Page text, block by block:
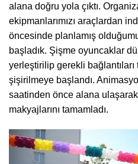
alana doğru yola çıktı.
ekipmanlarımızı araçlardan
öncesinde planlamış
başladık. Şişme oyuncaklar
yerleştirilip gerekli bağlantıları
şişirilmeye başlandı.
saatinden önce alana
makyajlarını tamamladı.